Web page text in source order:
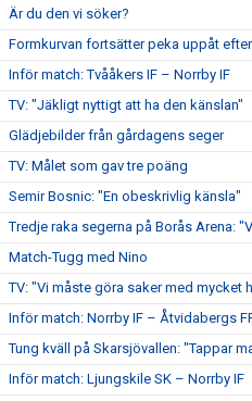
Är du den vi söker?
Formkurvan fortsätter peka uppåt
Inför match: Tvååkers IF – Norrby IF
TV: "Jäkligt nyttigt att ha den känslan"
Glädjebilder från gårdagens seger
TV: Målet som gav tre poäng
Semir Bosnic: "En obeskrivlig känsla"
Tredje raka segerna på Borås Arena:
Match-Tugg med Nino
TV: "Vi måste göra saker med mycket
Inför match: Norrby IF – Åtvidabergs
Tung kväll på Skarsjövallen: "Tappar
Inför match: Ljungskile SK – Norrby IF